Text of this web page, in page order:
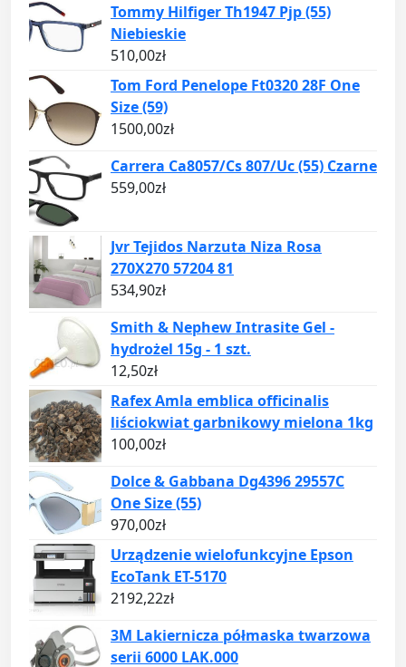
Tommy Hilfiger Th1947 Pjp (55)
Niebieskie
510,00zł
Tom Ford Penelope Ft0320 28F One
Size (59)
1500,00zł
Carrera Ca8057/Cs 807/Uc (55) Czarne
559,00zł
Jvr Tejidos Narzuta Niza Rosa
270X270 57204 81
534,90zł
Smith & Nephew Intrasite Gel -
hydrożel 15g - 1 szt.
12,50zł
Rafex Amla emblica officinalis
liściokwiat garbnikowy mielona 1kg
100,00zł
Dolce & Gabbana Dg4396 29557C
One Size (55)
970,00zł
Urządzenie wielofunkcyjne Epson
EcoTank ET-5170
2192,22zł
3M Lakiernicza półmaska twarzowa
serii 6000 LAK.000